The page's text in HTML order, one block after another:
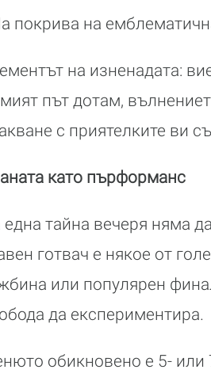
покрива на
на изненадата:
път дотам,
с приятелките ви
като пърформанс
тайна вечеря няма
готвач е някое от
или популярен
да експериментира.
обикновено е 5- или